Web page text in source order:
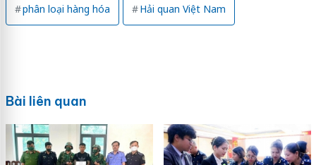
phân loại hàng hóa Hải quan Việt Nam
Bài liên quan